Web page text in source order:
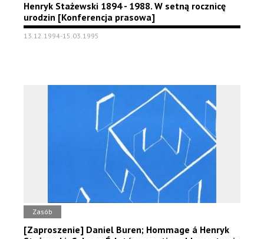
Henryk Stażewski 1894 - 1988. W setną rocznicę
urodzin [Konferencja prasowa]
13.12.1994-15.03.1995
Zasób
[Zaproszenie] Daniel Buren; Hommage á Henryk